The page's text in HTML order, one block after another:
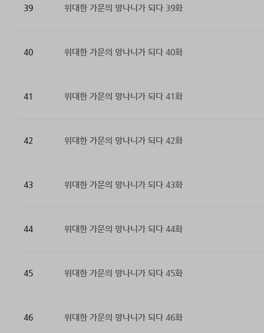
39 위대한 가문의 망나니가 되다 39화
40 위대한 가문의 망나니가 되다 40화
41 위대한 가문의 망나니가 되다 41화
42 위대한 가문의 망나니가 되다 42화
43 위대한 가문의 망나니가 되다 43화
44 위대한 가문의 망나니가 되다 44화
45 위대한 가문의 망나니가 되다 45화
46 위대한 가문의 망나니가 되다 46화